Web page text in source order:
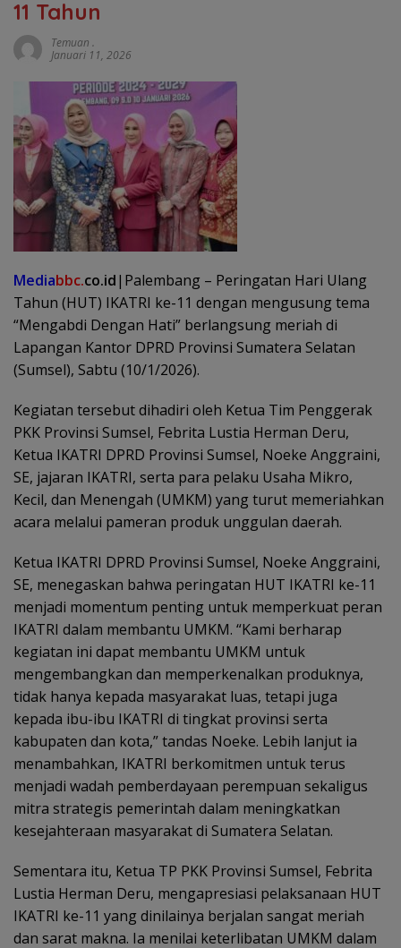
11 Tahun
Temuan .
Januari 11, 2026
Mediabbc.co.id|Palembang – Peringatan Hari Ulang
Tahun (HUT) IKATRI ke-11 dengan mengusung tema
“Mengabdi Dengan Hati” berlangsung meriah di
Lapangan Kantor DPRD Provinsi Sumatera Selatan
(Sumsel), Sabtu (10/1/2026).
Kegiatan tersebut dihadiri oleh Ketua Tim Penggerak
PKK Provinsi Sumsel, Febrita Lustia Herman Deru,
Ketua IKATRI DPRD Provinsi Sumsel, Noeke Anggraini,
SE, jajaran IKATRI, serta para pelaku Usaha Mikro,
Kecil, dan Menengah (UMKM) yang turut memeriahkan
acara melalui pameran produk unggulan daerah.
Ketua IKATRI DPRD Provinsi Sumsel, Noeke Anggraini,
SE, menegaskan bahwa peringatan HUT IKATRI ke-11
menjadi momentum penting untuk memperkuat peran
IKATRI dalam membantu UMKM. “Kami berharap
kegiatan ini dapat membantu UMKM untuk
mengembangkan dan memperkenalkan produknya,
tidak hanya kepada masyarakat luas, tetapi juga
kepada ibu-ibu IKATRI di tingkat provinsi serta
kabupaten dan kota,” tandas Noeke. Lebih lanjut ia
menambahkan, IKATRI berkomitmen untuk terus
menjadi wadah pemberdayaan perempuan sekaligus
mitra strategis pemerintah dalam meningkatkan
kesejahteraan masyarakat di Sumatera Selatan.
Sementara itu, Ketua TP PKK Provinsi Sumsel, Febrita
Lustia Herman Deru, mengapresiasi pelaksanaan HUT
IKATRI ke-11 yang dinilainya berjalan sangat meriah
dan sarat makna. Ia menilai keterlibatan UMKM dalam